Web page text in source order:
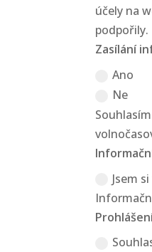
účely na
podpořily.
Zasílání
Ano
Ne
Jsem